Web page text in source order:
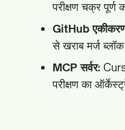
परीक्षण चक्र पूर्ण
GitHub
से खराब मर्ज
MCP सर्वर:
परीक्षण का